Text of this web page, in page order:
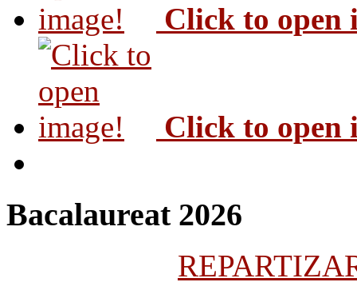
Click to open
Click to open
Bacalaureat 2026